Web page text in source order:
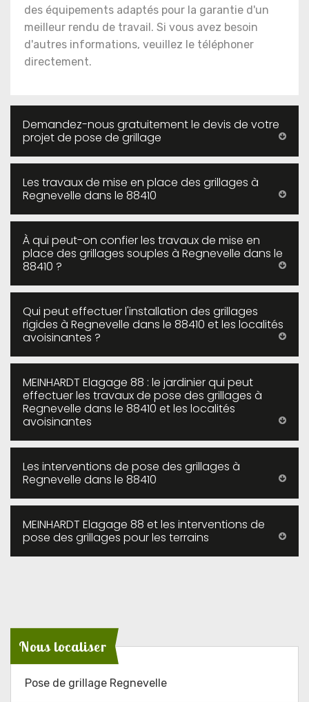
des équipements adaptés pour la garantie d'un
meilleur rendu de travail. Si vous avez besoin
d'autres informations, veuillez le téléphoner
directement.
Demandez-nous gratuitement le devis de votre
projet de pose de grillage
Les travaux de mise en place des grillages à
Regnevelle dans le 88410
À qui peut-on confier les travaux de mise en
place des grillages souples à Regnevelle dans le
88410 ?
Qui peut effectuer l'installation des grillages
rigides à Regnevelle dans le 88410 et les localités
avoisinantes ?
MEINHARDT Elagage 88 : le jardinier qui peut
effectuer les travaux de pose des grillages à
Regnevelle dans le 88410 et les localités
avoisinantes
Les interventions de pose des grillages à
Regnevelle dans le 88410
MEINHARDT Elagage 88 et les interventions de
pose des grillages pour les terrains
Nous localiser
Pose de grillage Regnevelle